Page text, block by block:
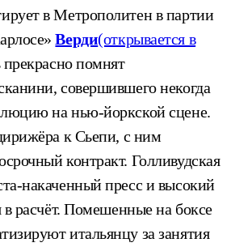
в Метрополитен в партии
Верди(открывается в
прекрасно помнят
совершившего некогда
на нью-йоркской сцене.
к Сьепи, с ним
контракт. Голливудская
накаченный пресс и высокий
в расчёт. Помешенные на боксе
итальянцу за занятия